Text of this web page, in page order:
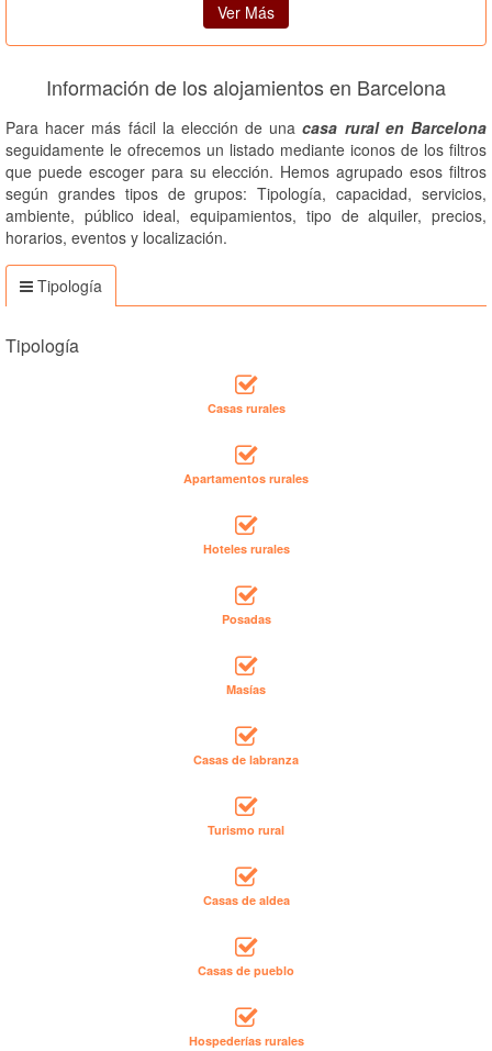
Ver Más
Información de los alojamientos en Barcelona
Para hacer más fácil la elección de unacasa rural en Barcelona
seguidamente le ofrecemos un listado mediante iconos de los filtros
que puede escoger para su elección. Hemos agrupado esos filtros
según grandes tipos de grupos: Tipología, capacidad, servicios,
ambiente, público ideal, equipamientos, tipo de alquiler, precios,
horarios, eventos y localización.
Tipología
Tipología
Casas rurales
Apartamentos rurales
Hoteles rurales
Posadas
Masías
Casas de labranza
Turismo rural
Casas de aldea
Casas de pueblo
Hospederías rurales